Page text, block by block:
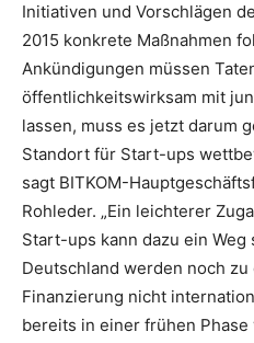
Initiativen und Vorschlägen
2015 konkrete Maßnahmen
Ankündigungen müssen
öffentlichkeitswirksam mit
lassen, muss es jetzt darum
Standort für Start-ups
sagt BITKOM-
Rohleder. „Ein leichterer
Start-ups kann dazu ein Weg
Deutschland werden noch
Finanzierung nicht
bereits in einer frühen